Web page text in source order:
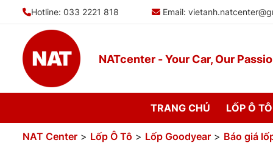
Hotline: 033 2221 818 Email:
NATcenter - Your Car, Our
TRANG CHỦ LỐP Ô TÔ
NAT Center > Lốp Ô Tô > Lốp Goodyear > Báo giá